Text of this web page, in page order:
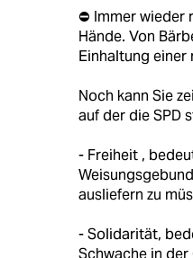
⛔️ Immer wieder
Hände. Von
Einhaltung einer
Noch kann Sie
auf der die SPD
- Freiheit ,
ausliefern zu
- Solidarität,